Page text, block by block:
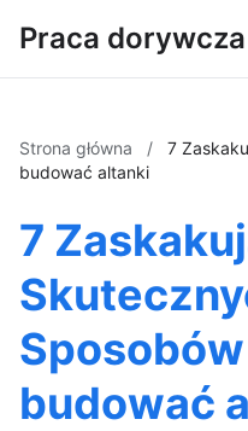
Praca dorywcza
Strona główna /
7
budować altanki
7
budować